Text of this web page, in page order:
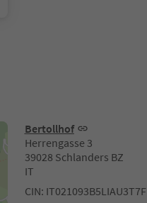
Bertollhof
Herrengasse 3
39028 Schlanders BZ
IT
CIN: IT021093B5LIAU3T7F